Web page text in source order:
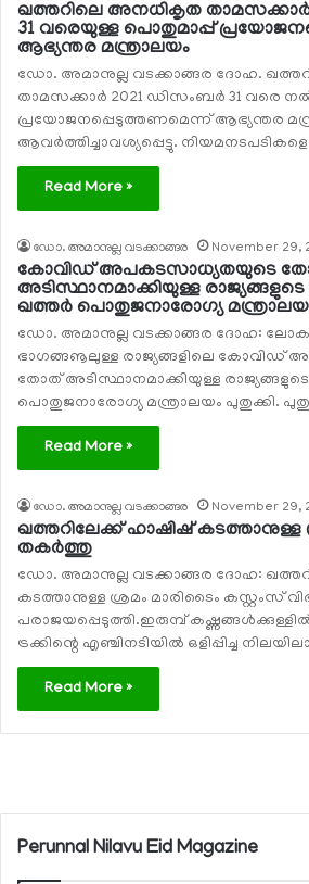
ഖത്തറിലെ അനധികൃത
31 വരെയുള്ള പൊതുമാപ്പ്
ആഭ്യന്തര മന്ത്രാലയം
ഡോ. അമാനുല്ല വടക്കാങ്ങര ദോഹ.
താമസക്കാര്‍ 2021 ഡിസംബര്‍ 31 വരെ
പ്രയോജനപ്പെടുത്തണമെന്ന് ആഭ്യന്തര
ആവര്‍ത്തിച്ചാവശ്യപ്പെട്ടു.
Read More »
ഡോ. അമാനുല്ല വടക്കാങ്ങര November 29,
കോവിഡ് അപകടസാധ്യതയുടെ
അടിസ്ഥാനമാക്കിയുള്ള രാജ്യങ്ങളുടെ
ഖത്തര്‍ പൊതുജനാരോഗ്യ
ഡോ. അമാനുല്ല വടക്കാങ്ങര ദോഹ:
ഭാഗങ്ങൡലുള്ള രാജ്യങ്ങളിലെ കോവിഡ്
തോത് അടിസ്ഥാനമാക്കിയുള്ള രാജ്യങ്ങളുടെ
പൊതുജനാരോഗ്യ മന്ത്രാലയം പുതുക്കി.
Read More »
ഡോ. അമാനുല്ല വടക്കാങ്ങര November 29,
ഖത്തറിലേക്ക് ഹാഷിഷ് കടത്താനുള്ള
തകര്‍ത്തു
ഡോ. അമാനുല്ല വടക്കാങ്ങര ദോഹ:
കടത്താനുള്ള ശ്രമം മാരിടൈം കസ്റ്റംസ്
പരാജയപ്പെടുത്തി.ഇരുമ്പ് കഷ്ണങ്ങള്‍ക്കുള്ളില്‍
ട്രക്കിന്റെ എഞ്ചിനടിയില്‍ ഒളിപ്പിച്ച
Read More »
Perunnal Nilavu Eid Magazine